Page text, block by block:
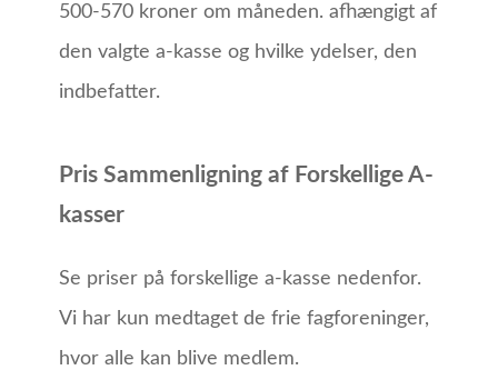
500-570 kroner om måneden. afhængigt af
den valgte a-kasse og hvilke ydelser, den
indbefatter.
Pris Sammenligning af Forskellige A-
kasser
Se priser på forskellige a-kasse nedenfor.
Vi har kun medtaget de frie fagforeninger,
hvor alle kan blive medlem.